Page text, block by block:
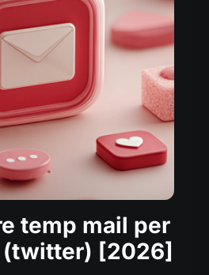
temp mail per
(twitter) [2026]